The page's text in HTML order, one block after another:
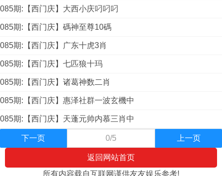
085期:【西门庆】大西小庆叼叼叼
085期:【西门庆】碼神至尊10碼
085期:【西门庆】广东十虎3肖
085期:【西门庆】七匹狼十玛
085期:【西门庆】诸葛神数二肖
085期:【西门庆】惠泽社群一波玄機中
085期:【西门庆】天蓬元帅内慕三肖中
下一页 0/5 上一页
返回网站首页
所有内容载自互联网谨供友友娱乐参考!